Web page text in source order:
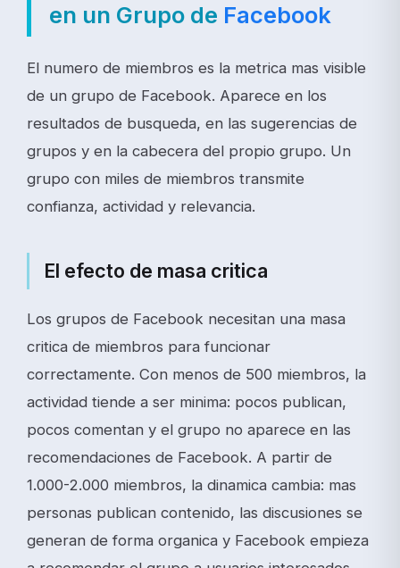
en un Grupo de Facebook
El numero de miembros es la metrica mas visible
de un grupo de Facebook. Aparece en los
resultados de busqueda, en las sugerencias de
grupos y en la cabecera del propio grupo. Un
grupo con miles de miembros transmite
confianza, actividad y relevancia.
El efecto de masa critica
Los grupos de Facebook necesitan una masa
critica de miembros para funcionar
correctamente. Con menos de 500 miembros, la
actividad tiende a ser minima: pocos publican,
pocos comentan y el grupo no aparece en las
recomendaciones de Facebook. A partir de
1.000-2.000 miembros, la dinamica cambia: mas
personas publican contenido, las discusiones se
generan de forma organica y Facebook empieza